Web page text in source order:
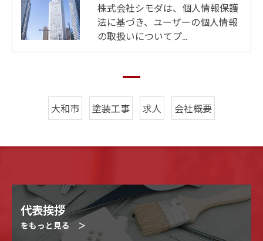
株式会社シモダは、個人情報保護
法に基づき、ユーザーの個人情報
の取扱いについてプ…
大和市 塗装工事 求人 会社概要
代表挨拶
をもっと見る ＞